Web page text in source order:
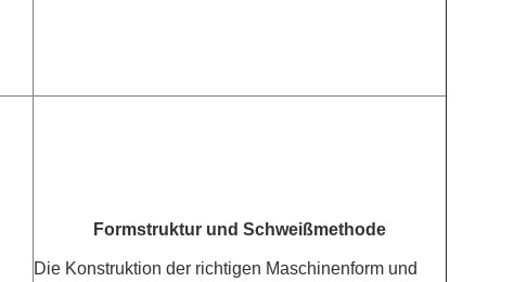
Formstruktur und Schweißmethode
Die Konstruktion der richtigen Maschinenform und